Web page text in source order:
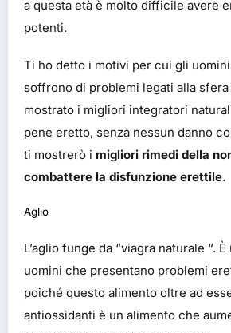
a questa età è molto difficile avere
potenti.
Ti ho detto i motivi per cui gli uomini
soffrono di problemi legati alla
mostrato i migliori integratori
pene eretto, senza nessun danno
ti mostrerò i migliori rimedi della
combattere la disfunzione erettile.
Aglio
L’aglio funge da “viagra naturale “.
uomini che presentano problemi
poiché questo alimento oltre ad
antiossidanti è un alimento che